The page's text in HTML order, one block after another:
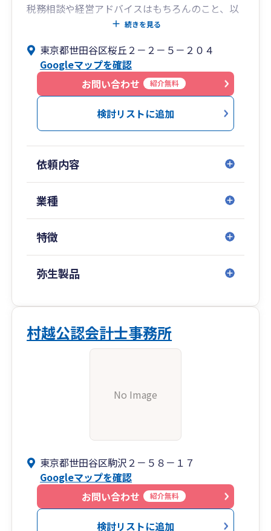
税務相談や経営アドバイスはもちろんのこと、以
下のような事業主の皆様の様々なご要望に対応し
・手間のかかる確定申告、記帳代行、給与計算な
どを会計事務所に委託し、本業に集中したいとい
う事業主の皆様
・確定申告のみ依頼したいという事業主の皆様
・これから開業したいが何をすれば良いのかとお
困りの事業主の皆様
経営でお困りのことがございましたら、お気軽に
ご連絡ください。
続きを見る
東京都世田谷区桜丘２－２－５－２０４
Googleマップを確認
お問い合わせ
紹介無料
検討リストに追加
依頼内容
業種
特徴
弥生製品
村越公認会計士事務所
No Image
東京都世田谷区駒沢２－５８－１７
Googleマップを確認
お問い合わせ
紹介無料
検討リストに追加